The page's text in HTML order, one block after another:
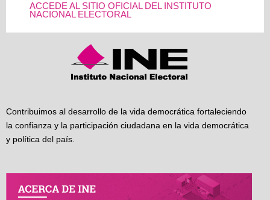
ACCEDE AL SITIO OFICIAL DEL INSTITUTO
NACIONAL ELECTORAL
Contribuimos al desarrollo de la vida democrática fortaleciendo
la confianza y la participación ciudadana en la vida democrática
y política del país.